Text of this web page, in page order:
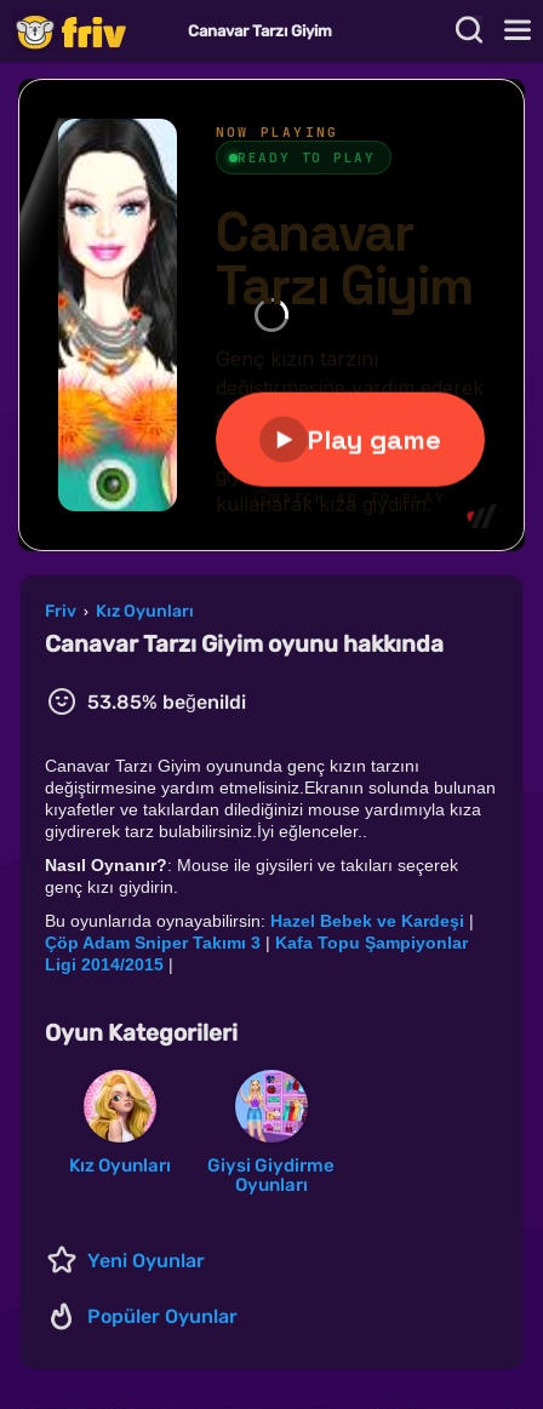
Canavar Tarzı Giyim
Friv › Kız Oyunları
Canavar Tarzı Giyim oyunu hakkında
53.85% beğenildi
Canavar Tarzı Giyim oyununda genç kızın tarzını
değiştirmesine yardım etmelisiniz.Ekranın solunda bulunan
kıyafetler ve takılardan dilediğinizi mouse yardımıyla kıza
giydirerek tarz bulabilirsiniz.İyi eğlenceler..
Nasıl Oynanır?: Mouse ile giysileri ve takıları seçerek
genç kızı giydirin.
Bu oyunlarıda oynayabilirsin: Hazel Bebek ve Kardeşi |
Çöp Adam Sniper Takımı 3 | Kafa Topu Şampiyonlar
Ligi 2014/2015 |
Oyun Kategorileri
Kız Oyunları
Giysi Giydirme
Oyunları
Yeni Oyunlar
Popüler Oyunlar